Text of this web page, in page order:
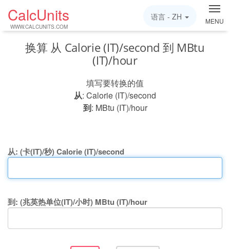
CalcUnits
WWW.CALCUNITS.COM
MENU
语言 - ZH
换算 从 Calorie (IT)/second 到 MBtu
(IT)/hour
填写要转换的值
从: Calorie (IT)/second
到: MBtu (IT)/hour
从: (卡(IT)/秒) Calorie (IT)/second
到: (兆英热单位(IT)/小时) MBtu (IT)/hour